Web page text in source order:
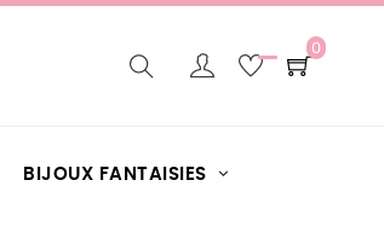
0
BIJOUX FANTAISIES